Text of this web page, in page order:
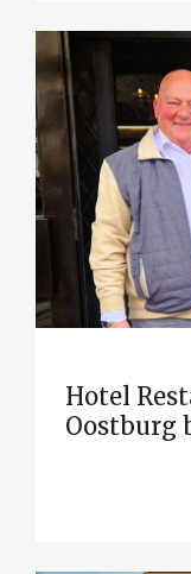
Hotel
Oostburg